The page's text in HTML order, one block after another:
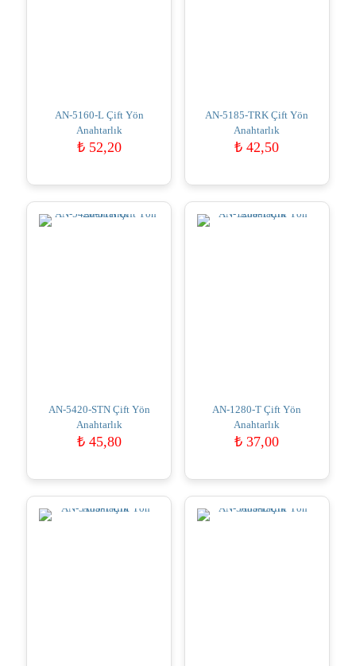
AN-5160-L Çift Yön
Anahtarlık
₺52,20
AN-5185-TRK Çift Yön
Anahtarlık
₺ 42,50
AN-5420-STN Çift Yön
Anahtarlık
₺45,80
AN-1280-T Çift Yön
Anahtarlık
₺ 37,00